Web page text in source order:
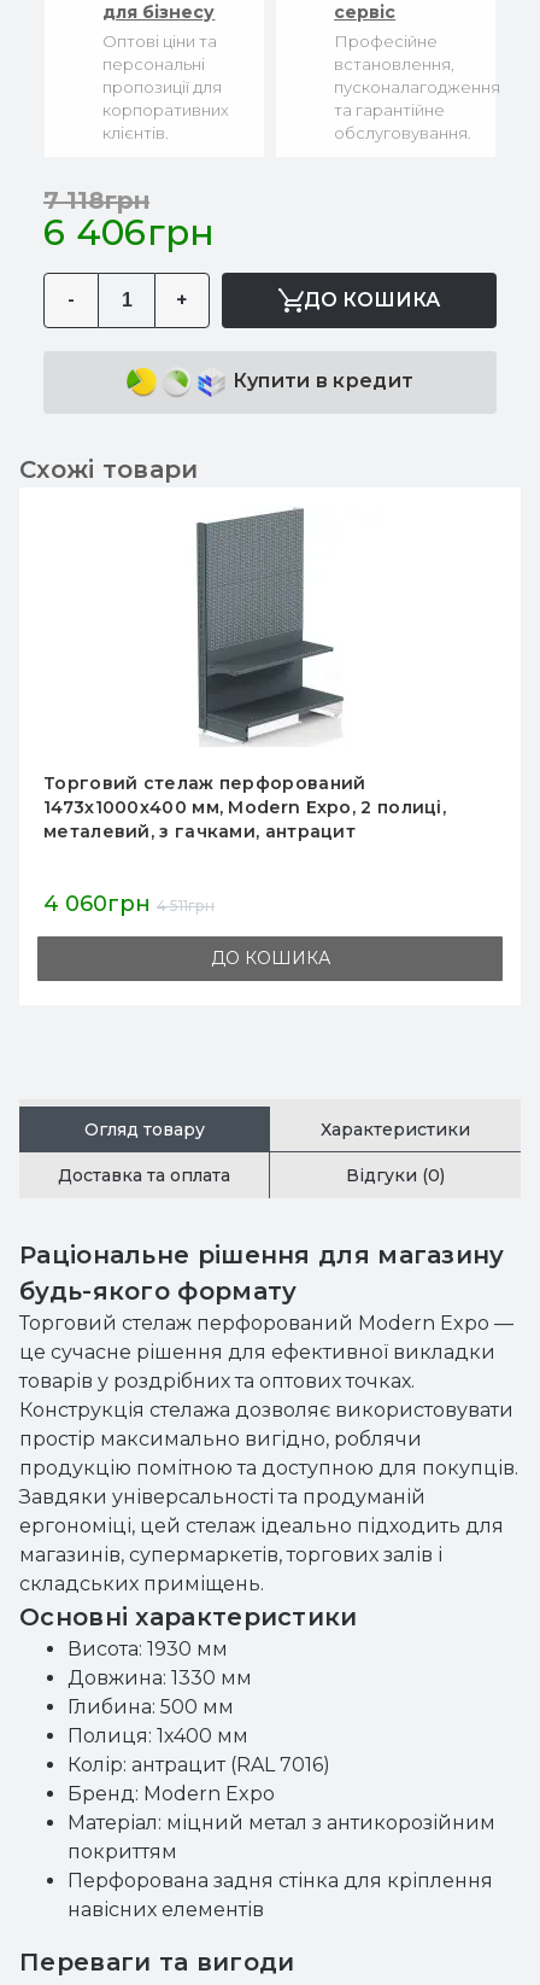
для бізнесу
Оптові ціни та
персональні
пропозиції для
корпоративних
клієнтів.
сервіс
Професійне
встановлення,
пусконалагодження
та гарантійне
обслуговування.
6 406грн
7 118грн
- + ДО КОШИКА
Купити в кредит
Схожі товари
Торговий стелаж перфорований
1473х1000х400 мм, Modern Expo, 2 полиці,
металевий, з гачками, антрацит
4 060грн 4 511грн
ДО КОШИКА
Огляд товару Характеристики
Доставка та оплата Відгуки (0)
Раціональне рішення для магазину
будь-якого формату
Торговий стелаж перфорований Modern Expo —
це сучасне рішення для ефективної викладки
товарів у роздрібних та оптових точках.
Конструкція стелажа дозволяє використовувати
простір максимально вигідно, роблячи
продукцію помітною та доступною для покупців.
Завдяки універсальності та продуманій
ергономіці, цей стелаж ідеально підходить для
магазинів, супермаркетів, торгових залів і
складських приміщень.
Основні характеристики
Висота: 1930 мм
Довжина: 1330 мм
Глибина: 500 мм
Полиця: 1х400 мм
Колір: антрацит (RAL 7016)
Бренд: Modern Expo
Матеріал: міцний метал з антикорозійним
покриттям
Перфорована задня стінка для кріплення
навісних елементів
Переваги та вигоди